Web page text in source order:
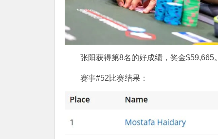
张阳获得第8名的好成绩，奖金$59,665
赛事#52比赛结果：